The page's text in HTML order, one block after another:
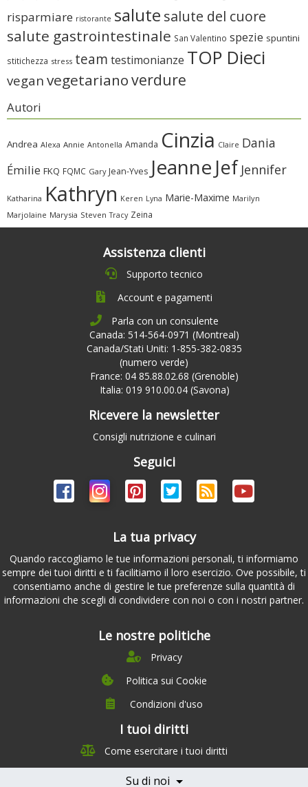
risparmiare ristorante salute salute del cuore
salute gastrointestinale San Valentino spezie spuntini
stitichezza stress team testimonianze TOP Dieci
vegan vegetarianoverdure
Autori
Andrea Alexa Annie Antonella Amanda Cinzia Claire Dania
Émilie FKQ FQMC Gary Jean-Yves Jeanne Jef Jennifer
Katharina Kathryn Keren Lyna Marie-Maxime Marilyn
Marjolaine Marysia Steven Tracy Zeina
Assistenza clienti
Supporto tecnico
Account e pagamenti
Parla con un consulente
Canada: 514-564-0971 (Montreal)
Canada/Stati Uniti: 1-855-382-0835
(numero verde)
France: 04 85.88.02.68 (Grenoble)
Italia: 019 910.00.04 (Savona)
Ricevere la newsletter
Consigli nutrizione e culinari
Seguici
La tua privacy
Quando raccogliamo le tue informazioni personali, ti informiamo
sempre dei tuoi diritti e ti facilitiamo il loro esercizio. Ove possibile, ti
consentiamo anche di gestire le tue preferenze sulla quantità di
informazioni che scegli di condividere con noi o con i nostri partner.
Le nostre politiche
Privacy
Politica sui Cookie
Condizioni d'uso
I tuoi diritti
Come esercitare i tuoi diritti
Su di noi
Management Team
Team Nutrizione
Testimonials